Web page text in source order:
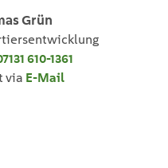
Grün
610-1361
via E-Mail